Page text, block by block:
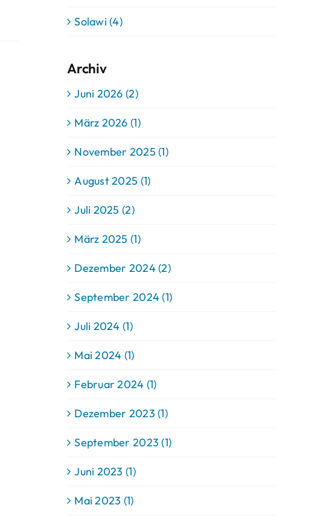
Solawi (4)
Archiv
Juni 2026 (2)
März 2026 (1)
November 2025 (1)
August 2025 (1)
Juli 2025 (2)
März 2025 (1)
Dezember 2024 (2)
September 2024 (1)
Juli 2024 (1)
Mai 2024 (1)
Februar 2024 (1)
Dezember 2023 (1)
September 2023 (1)
Juni 2023 (1)
Mai 2023 (1)